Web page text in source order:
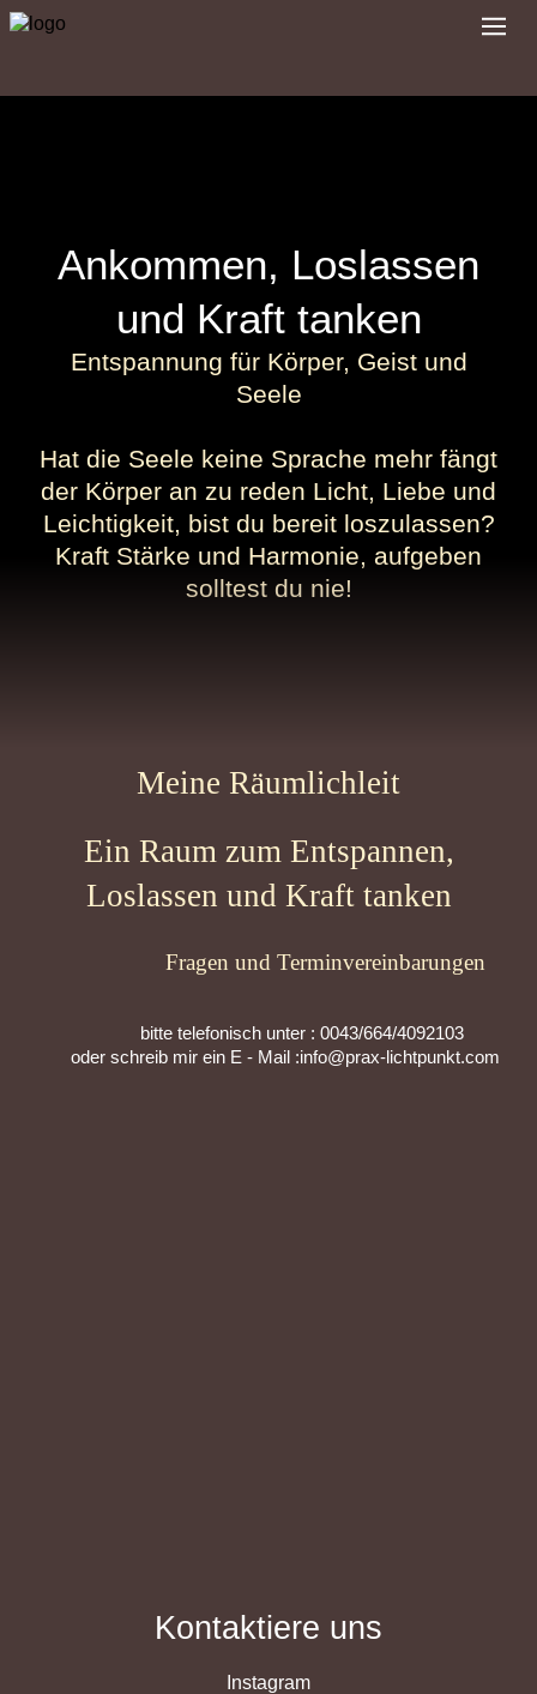
Ankommen, Loslassen
und Kraft tanken
Entspannung für Körper, Geist und
Seele
Hat die Seele keine Sprache mehr fängt
der Körper an zu reden Licht, Liebe und
Leichtigkeit, bist du bereit loszulassen?
Kraft Stärke und Harmonie, aufgeben
solltest du nie!
Meine Räumlichleit
Ein Raum zum Entspannen,
Loslassen und Kraft tanken
Fragen und Terminvereinbarungen
bitte telefonisch unter : 0043/664/4092103
oder schreib mir ein E - Mail :info@prax-lichtpunkt.com
Kontaktiere uns
Instagram